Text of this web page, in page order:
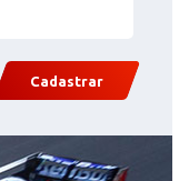
Cadastrar